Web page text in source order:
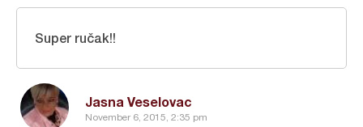
Jasna Veselovac
November 6, 2015, 2:35 pm
Super ručak!!